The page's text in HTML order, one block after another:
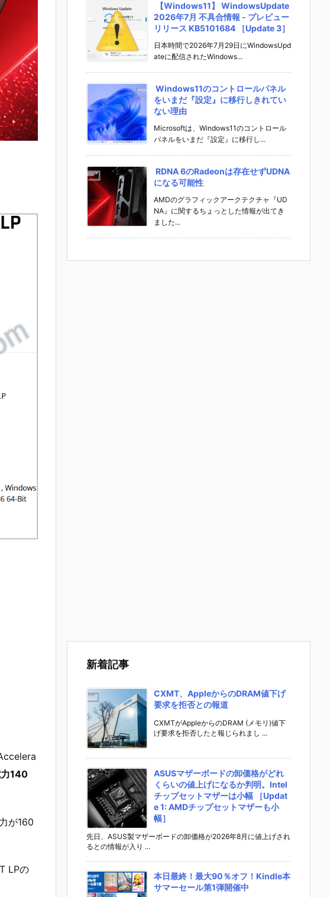
140
が160
LPの
【Windows11】 WindowsUpdate
2026年7月 不具合情報 - プレビュー
リリース KB5101684 ［Update 3］
日本時間で2026年7月29日にWindowsUpd
ateに配信されたWindows...
Windows11のコントロールパネル
をいまだ『設定』に移行しきれてい
ない理由
Microsoftは、Windows11のコントロール
パネルをいまだ『設定』に移行し...
RDNA 6のRadeonは存在せずUDNA
になる可能性
AMDのグラフィックアークテクチャ『UD
NA』に関するちょっとした情報が出てき
ました...
新着記事
CXMT、AppleからのDRAM値下げ
要求を拒否との報道
CXMTがAppleからのDRAM (メモリ)値下
げ要求を拒否したと報じられまし ...
ASUSマザーボードの卸価格がどれ
くらいの値上げになるか判明。Intel
チップセットマザーは小幅 ［Updat
e 1: AMDチップセットマザーも小
幅］
先日、ASUS製マザーボードの卸価格が2026年8月に値上げされ
るとの情報が入り ...
本日最終！最大90％オフ！Kindle本
サマーセール第1弾開催中